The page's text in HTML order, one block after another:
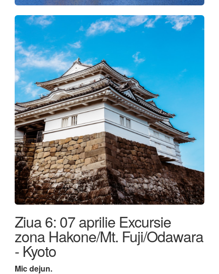
Ziua 6: 07 aprilie Excursie
zona Hakone/Mt. Fuji/Odawara
- Kyoto
Mic dejun.